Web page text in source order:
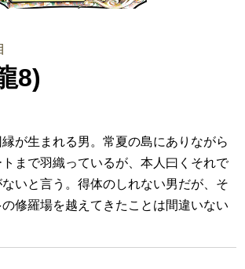
8)
が生まれる男。常夏の島にありながら
まで羽織っているが、本人曰くそれで
いと言う。得体のしれない男だが、そ
修羅場を越えてきたことは間違いない